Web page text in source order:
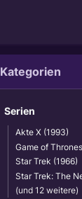
Kategorien
Serien
Akte X (1993)
Game of
Star Trek (1966)
Star Trek: The
(und 12 weitere)